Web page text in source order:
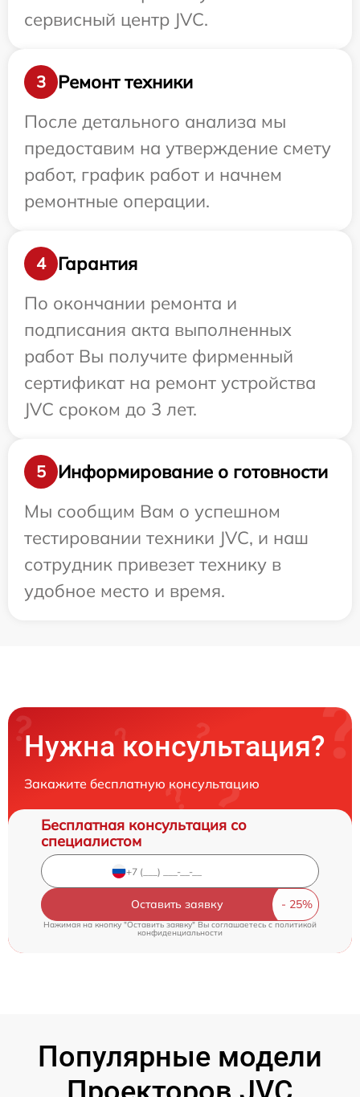
сервисный центр JVC.
3
Ремонт техники
После детального анализа мы
предоставим на утверждение смету
работ, график работ и начнем
ремонтные операции.
4
Гарантия
По окончании ремонта и
подписания акта выполненных
работ Вы получите фирменный
сертификат на ремонт устройства
JVC сроком до 3 лет.
5
Информирование о готовности
Мы сообщим Вам о успешном
тестировании техники JVC, и наш
сотрудник привезет технику в
удобное место и время.
Нужна консультация?
Закажите бесплатную консультацию
Бесплатная консультация со
специалистом
Оставить заявку
Нажимая на кнопку "Оставить заявку" Вы соглашаетесь cполитикой
конфиденциальности
Популярные модели